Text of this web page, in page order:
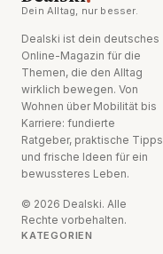
Dein Alltag, nur besser.
Dealski ist dein deutsches
Online-Magazin für die
Themen, die den Alltag
wirklich bewegen. Von
Wohnen über Mobilität bis
Karriere: fundierte
Ratgeber, praktische Tipps
und frische Ideen für ein
bewussteres Leben.
© 2026 Dealski. Alle
Rechte vorbehalten.
KATEGORIEN